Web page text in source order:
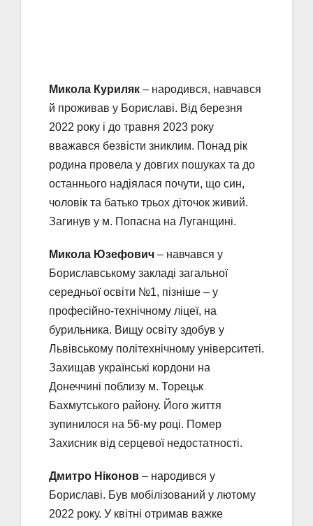
Микола Куриляк – народився, навчався
й проживав у Бориславі. Від березня
2022 року і до травня 2023 року
вважався безвісти зниклим. Понад рік
родина провела у довгих пошуках та до
останнього надіялася почути, що син,
чоловік та батько трьох діточок живий.
Загинув у м. Попасна на Луганщині.
Микола Юзефович – навчався у
Бориславському закладі загальної
середньої освіти №1, пізніше – у
професійно-технічному ліцеї, на
бурильника. Вищу освіту здобув у
Львівському політехнічному університеті.
Захищав українські кордони на
Донеччині поблизу м. Торецьк
Бахмутського району. Його життя
зупинилося на 56-му році. Помер
Захисник від серцевої недостатності.
Дмитро Ніконов – народився у
Бориславі. Був мобілізований у лютому
2022 року. У квітні отримав важке